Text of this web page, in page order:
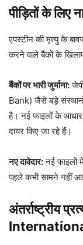
पीड़ितों के
एपस्टीन की मृत्यु के
करने वाले बैंकों के
बैंकों पर भारी जुर्माना:
Bank) जैसे बड़े संस्थानों
है। नई फाइलों के आधार
दायर किए जा रहे हैं।
नए दावेदार:नई फाइलों
पहले कभी सामने नहीं
अंतर्राष्ट्रीय